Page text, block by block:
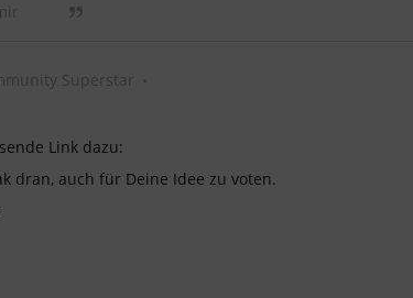
Superstar
Link dazu:
dran, auch für Deine Idee zu voten.